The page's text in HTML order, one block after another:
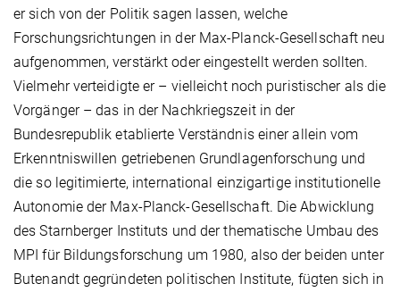
er sich von der Politik sagen lassen, welche
Forschungsrichtungen in der Max-Planck-Gesellschaft neu
aufgenommen, verstärkt oder eingestellt werden sollten.
Vielmehr verteidigte er – vielleicht noch puristischer als die
Vorgänger – das in der Nachkriegszeit in der
Bundesrepublik etablierte Verständnis einer allein vom
Erkenntniswillen getriebenen Grundlagenforschung und
die so legitimierte, international einzigartige institutionelle
Autonomie der Max-Planck-Gesellschaft. Die Abwicklung
des Starnberger Instituts und der thematische Umbau des
MPI für Bildungsforschung um 1980, also der beiden unter
Butenandt gegründeten politischen Institute, fügten sich in